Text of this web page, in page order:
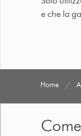
e che la
Home